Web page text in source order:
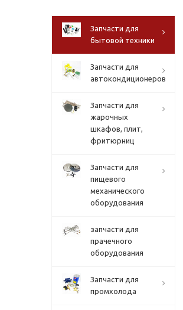
Запчасти для
бытовой техники
Запчасти для
автокондиционеров
Запчасти для
жарочных
шкафов, плит,
фритюрниц
Запчасти для
пищевого
механического
оборудования
запчасти для
прачечного
оборудования
Запчасти для
промхолода